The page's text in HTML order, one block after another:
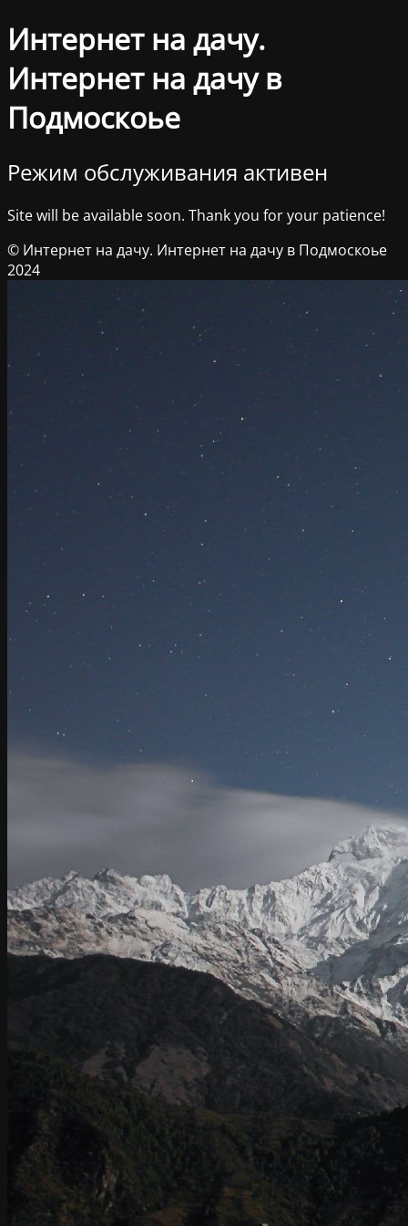
Интернет на дачу.
Интернет на дачу в
Подмоскоье
Режим обслуживания активен
Site will be available soon. Thank you for your patience!
© Интернет на дачу. Интернет на дачу в Подмоскоье
2024